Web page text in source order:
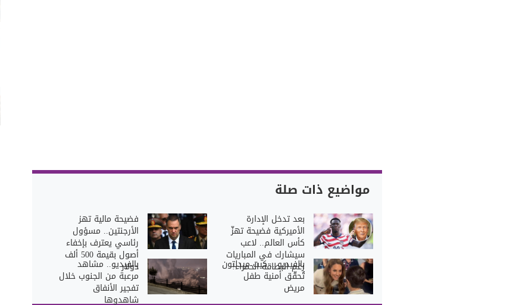
مواضيع ذات صلة
بعد تدخل الإدارة
الأميركية فضيحة تهزّ
كأس العالم.. لاعب
سيشارك في المباريات
رغم البطاقة الحمراء!
فضيحة مالية تهز
الأرجنتين.. مسؤول
رئاسي يعترف بإخفاء
أصول بقيمة 500 ألف
دولار بالفيديو... كيت ميدلتون
تُحقّق أمنية طفل
مريض
بالفيديو.. مشاهد
مرعبة من الجنوب خلال
تفجير الأنفاق
شاهدوها